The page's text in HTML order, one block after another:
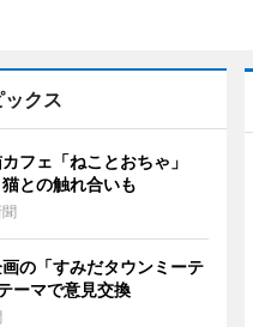
クス
フェ「ねことおちゃ」
との触れ合いも
の「すみだタウンミーテ
ーマで意見交換